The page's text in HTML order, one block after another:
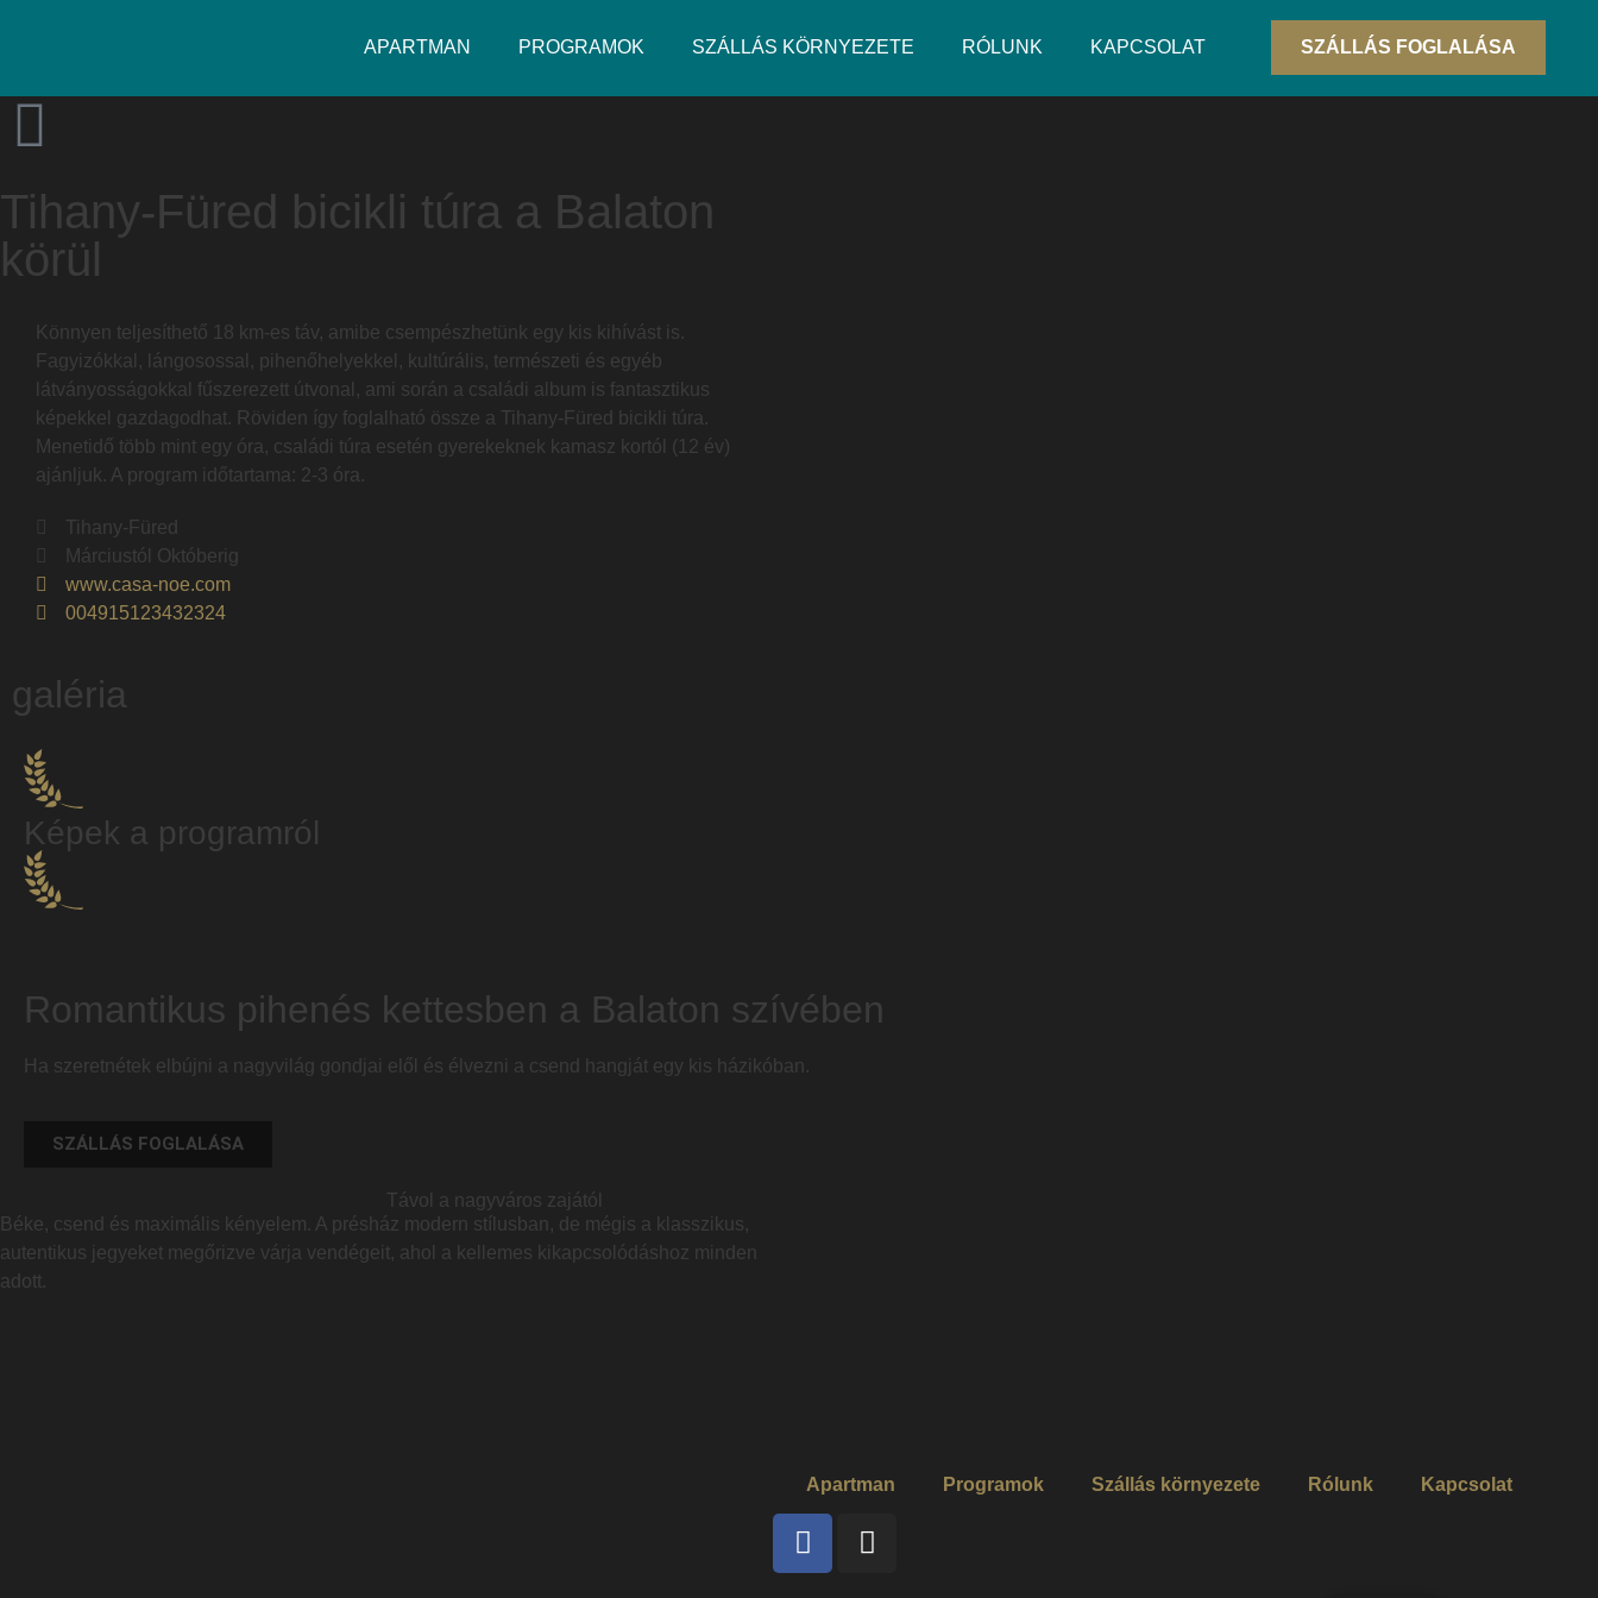
APARTMAN PROGRAMOK SZÁLLÁS KÖRNYEZETE RÓLUNK KAPCSOLAT SZÁLLÁS FOGLALÁSA
Tihany-Füred bicikli túra a Balaton
körül
Könnyen teljesíthető 18 km-es táv, amibe csempészhetünk egy kis kihívást is.
Fagyizókkal, lángosossal, pihenőhelyekkel, kultúrális, természeti és egyéb
látványosságokkal fűszerezett útvonal, ami során a családi album is fantasztikus
képekkel gazdagodhat. Röviden így foglalható össze a Tihany-Füred bicikli túra.
Menetidő több mint egy óra, családi túra esetén gyerekeknek kamasz kortól (12 év)
ajánljuk. A program időtartama: 2-3 óra.
Tihany-Füred
Márciustól Októberig
www.casa-noe.com
004915123432324
galéria
Képek a programról
Romantikus pihenés kettesben a Balaton szívében
Ha szeretnétek elbújni a nagyvilág gondjai elől és élvezni a csend hangját egy kis házikóban.
SZÁLLÁS FOGLALÁSA
Távol a nagyváros zajától
Béke, csend és maximális kényelem. A présház modern stílusban, de mégis a klasszikus,
autentikus jegyeket megőrizve várja vendégeit, ahol a kellemes kikapcsolódáshoz minden
adott.
Apartman Programok Szállás környezete Rólunk Kapcsolat